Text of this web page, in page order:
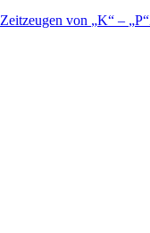
Zeitzeugen von K – P